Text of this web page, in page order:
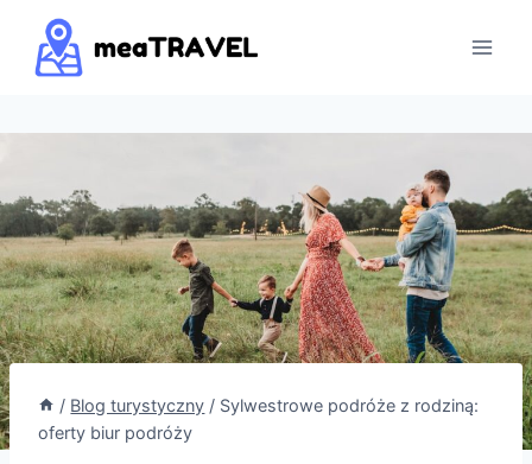
Przejdź
treści
/ Blog turystyczny / Sylwestrowe podróże z rodziną:
oferty biur podróży